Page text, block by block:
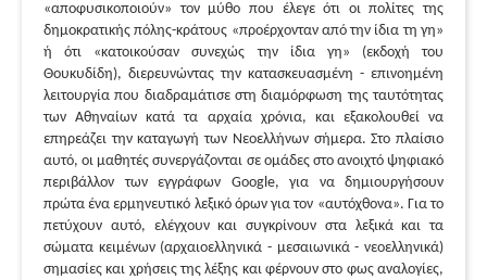
«αποφυσικοποιούν» τον μύθο που έλεγε ότι οι πολίτες της
δημοκρατικής πόλης-κράτους «προέρχονταν από την ίδια τη γη»
ή ότι «κατοικούσαν συνεχώς την ίδια γη» (εκδοχή του
Θουκυδίδη), διερευνώντας την κατασκευασμένη - επινοημένη
λειτουργία που διαδραμάτισε στη διαμόρφωση της ταυτότητας
των Αθηναίων κατά τα αρχαία χρόνια, και εξακολουθεί να
επηρεάζει την καταγωγή των Νεοελλήνων σήμερα. Στο πλαίσιο
αυτό, οι μαθητές συνεργάζονται σε ομάδες στο ανοιχτό ψηφιακό
περιβάλλον των εγγράφων Google, για να δημιουργήσουν
πρώτα ένα ερμηνευτικό λεξικό όρων για τον «αυτόχθονα». Για το
πετύχουν αυτό, ελέγχουν και συγκρίνουν στα λεξικά και τα
σώματα κειμένων (αρχαιοελληνικά - μεσαιωνικά - νεοελληνικά)
σημασίες και χρήσεις της λέξης και φέρνουν στο φως αναλογίες,